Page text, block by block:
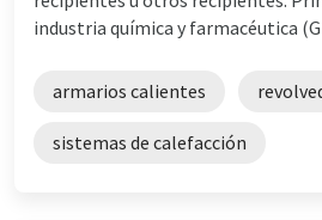
industria química y farmacéutica
armarios calientes
sistemas de calefacción